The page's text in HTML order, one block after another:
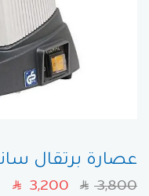
عصارة برتقال
SAR 3,800
SAR 3,200